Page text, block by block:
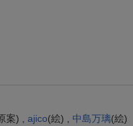
案) , ajico(絵) , 中島万璃(絵)